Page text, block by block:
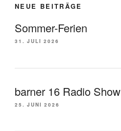
NEUE BEITRÄGE
Sommer-Ferien
31. JULI 2026
barner 16 Radio Show
25. JUNI 2026